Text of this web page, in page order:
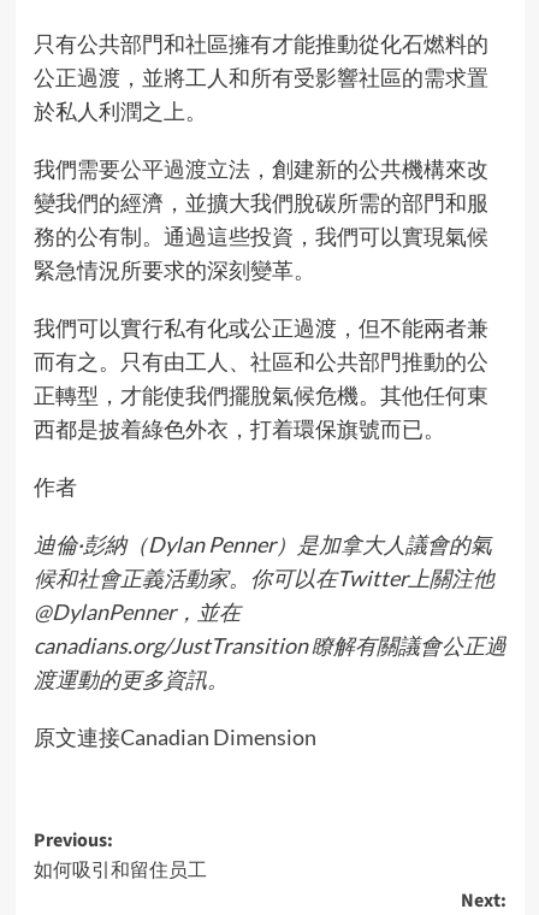
只有公共部門和社區擁有才能推動從化石燃料的
公正過渡，並將工人和所有受影響社區的需求置
於私人利潤之上。
我們需要公平過渡立法，創建新的公共機構來改
變我們的經濟，並擴大我們脫碳所需的部門和服
務的公有制。通過這些投資，我們可以實現氣候
緊急情況所要求的深刻變革。
我們可以實行私有化或公正過渡，但不能兩者兼
而有之。只有由工人、社區和公共部門推動的公
正轉型，才能使我們擺脫氣候危機。其他任何東
西都是披着綠色外衣，打着環保旗號而已。
作者
迪倫·彭納（Dylan Penner）是加拿大人議會的氣
候和社會正義活動家。你可以在Twitter上關注他
@DylanPenner，並在
canadians.org/JustTransition 瞭解有關議會公正過
渡運動的更多資訊。
原文連接Canadian Dimension
Post
navigation
Previous:
如何吸引和留住员工
Next: